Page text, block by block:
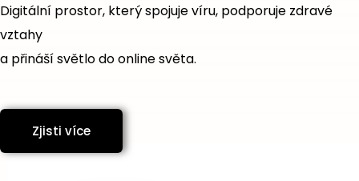
Digitální prostor, který spojuje víru, podporuje zdravé
vztahy
a přináší světlo do online světa.
Zjisti více